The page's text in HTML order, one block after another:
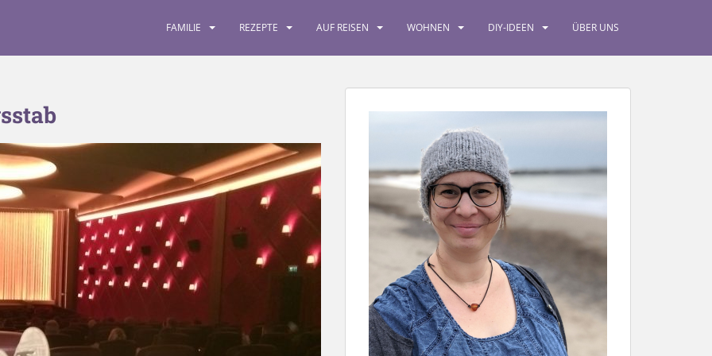
FAMILIE REZEPTE AUF REISEN WOHNEN DIY-IDEEN ÜBER UNS